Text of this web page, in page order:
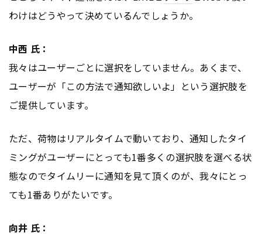
わけはどうやって決めているんでしょうか。
中西 氏：
我々はユーザーごとに選択をしていません。あくまで、
ユーザーが「この方法で通知欲しいよ」という選択肢を
ご提供しています。
ただ、荷物はリアルタイムで動いており、通知したタイ
ミングがユーザーにとっても1番多くの選択肢を選べる状
態なのでタイムリーに通知を見て頂くのが、我々にとっ
ても1番ありがたいです。
向井 氏：